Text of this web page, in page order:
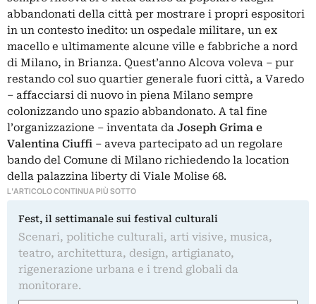
abbandonati della città per mostrare i propri espositori
in un contesto inedito: un ospedale militare, un ex
macello e ultimamente alcune ville e fabbriche a nord
di Milano, in Brianza. Quest’anno Alcova voleva – pur
restando col suo quartier generale fuori città, a Varedo
– affacciarsi di nuovo in piena Milano sempre
colonizzando uno spazio abbandonato. A tal fine
l’organizzazione – inventata da Joseph Grima e
Valentina Ciuffi – aveva partecipato ad un regolare
bando del Comune di Milano richiedendo la location
della palazzina liberty di Viale Molise 68.
L'ARTICOLO CONTINUA PIÙ SOTTO
Fest, il settimanale sui festival culturali
Scenari, politiche culturali, arti visive, musica,
teatro, architettura, design, artigianato,
rigenerazione urbana e i trend globali da
monitorare.